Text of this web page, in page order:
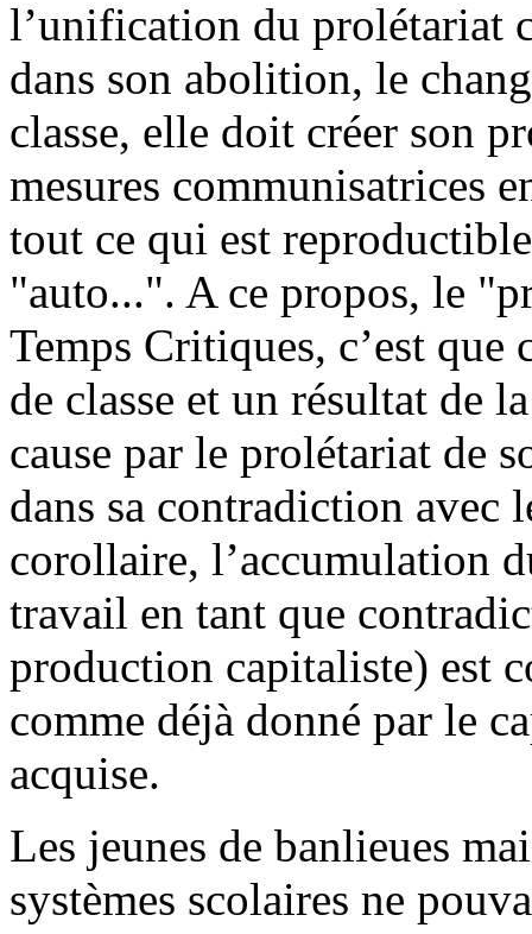
l’unification du prolétariat
dans son abolition, le
classe, elle doit créer son
mesures communisatrices
tout ce qui est
"auto...". A ce propos, le
Temps Critiques, c’est
de classe et un résultat de
cause par le prolétariat de
dans sa contradiction avec
corollaire, l’accumulation
travail en tant que
production capitaliste) est
comme déjà donné par le
acquise.
Les jeunes de banlieues
systèmes scolaires ne